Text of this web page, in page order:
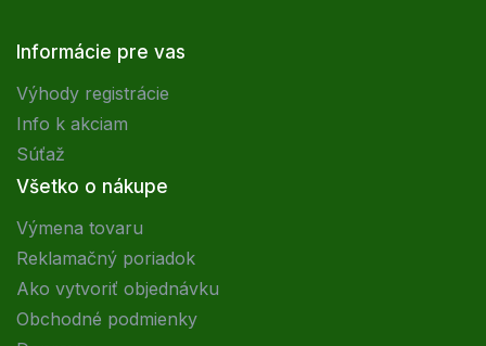
Informácie pre vas
Výhody registrácie
Info k akciam
Súťaž
Všetko o nákupe
Výmena tovaru
Reklamačný poriadok
Ako vytvoriť objednávku
Obchodné podmienky